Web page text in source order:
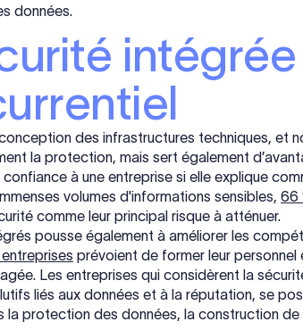
données.
des infrastructures techniques, et
la protection, mais sert également
à une entreprise si elle explique
volumes d'informations sensibles, 66
comme leur principal risque à atténuer.
pousse également à améliorer les
prévoient de former leur
Les entreprises qui considèrent la
liés aux données et à la réputation, se
la protection des données, la construction